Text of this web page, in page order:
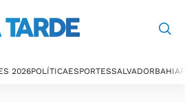
2026POLÍTICAESPORTESSALVADORBAHIA